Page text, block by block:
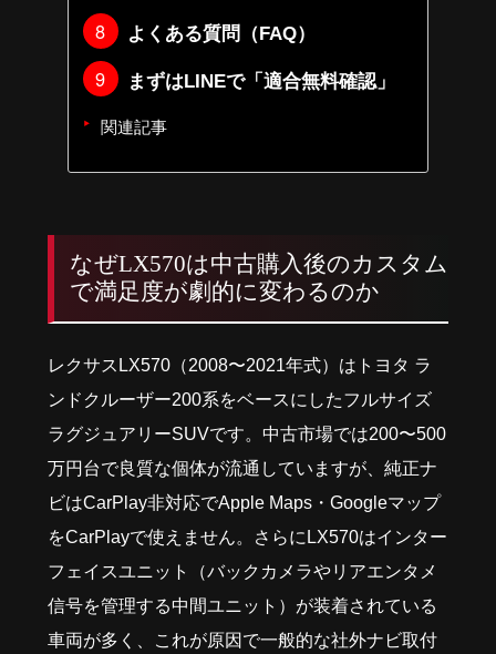
よくある質問（FAQ）
まずはLINEで「適合無料確認」
関連記事
なぜLX570は中古購入後のカスタム
で満足度が劇的に変わるのか
レクサスLX570（2008〜2021年式）はトヨタ ラ
ンドクルーザー200系をベースにしたフルサイズ
ラグジュアリーSUVです。中古市場では200〜500
万円台で良質な個体が流通していますが、純正ナ
ビはCarPlay非対応でApple Maps・Googleマップ
をCarPlayで使えません。さらにLX570はインター
フェイスユニット（バックカメラやリアエンタメ
信号を管理する中間ユニット）が装着されている
車両が多く、これが原因で一般的な社外ナビ取付